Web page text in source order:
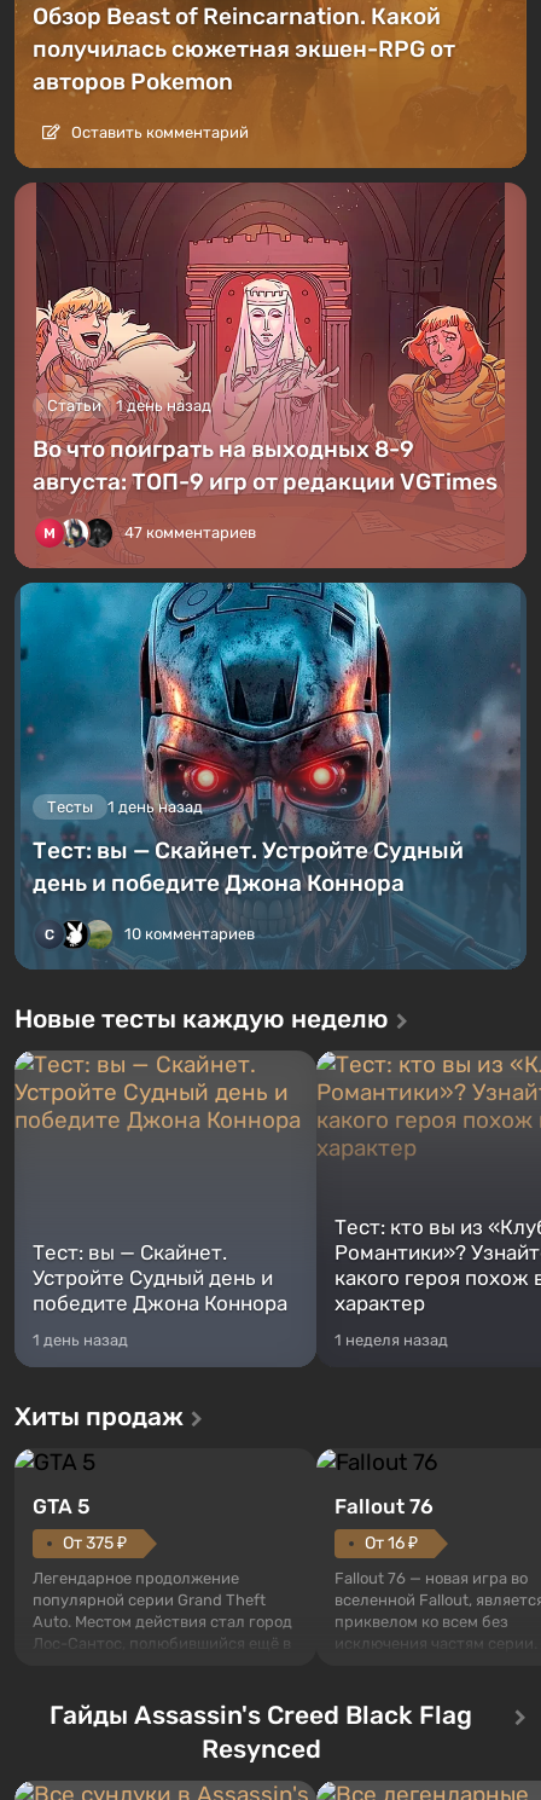
Обзор Beast of Reincarnation. Какой
получилась сюжетная экшен-RPG от
авторов Pokemon
Оставить комментарий
Статьи 1 день назад
Во что поиграть на выходных 8-9
августа: ТОП-9 игр от редакции VGTimes
47 комментариев
Тесты 1 день назад
Тест: вы — Скайнет. Устройте Судный
день и победите Джона Коннора
10 комментариев
Новые тесты каждую неделю
Тест: вы — Скайнет.
Устройте Судный день и
победите Джона Коннора
1 день назад
Тест: кто вы из
Романтики»?
какого героя похож
характер
1 неделя назад
Хиты продаж
GTA 5
От 375 ₽
Легендарное продолжение
популярной серии Grand Theft
Auto. Местом действия стал город
Лос-Сантос, полюбившийся ещё в
сразу трех персонажей: Майкла,
Тревора и Франклина, между
Жанр и...
Fallout 76
От 16 ₽
Fallout 76 — новая игра во
вселенной Fallout,
приквелом ко всем без
исключения частям серии.
Оно же, по задумке
Vault-Tec, должно
Место действия Fallout...
Гайды Assassin's Creed Black Flag
Resynced